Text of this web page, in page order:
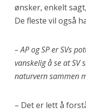
ønsker, enkelt
De fleste vil også
– AP og SP er SVs
vanskelig å se at SV
naturvern sammen
– Det er lett å